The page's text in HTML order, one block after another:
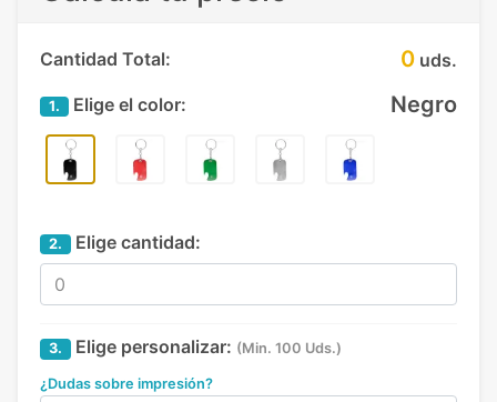
Cantidad Total: 0 uds.
1. Elige el color: Negro
2. Elige cantidad:
3. Elige personalizar: (Min. 100 Uds.)
¿Dudas sobre impresión?